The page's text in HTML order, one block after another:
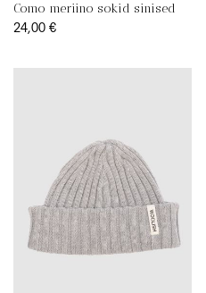
Como meriino sokid sinised
24,00 €